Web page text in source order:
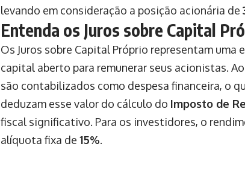
levando em consideração a posição acionária de
Entenda os Juros sobre Capital
Os Juros sobre Capital Próprio representam
capital aberto para remunerar seus acionistas.
são contabilizados como despesa financeira, o
deduzam esse valor do cálculo do Imposto de
fiscal significativo. Para os investidores, o
alíquota fixa de 15%.